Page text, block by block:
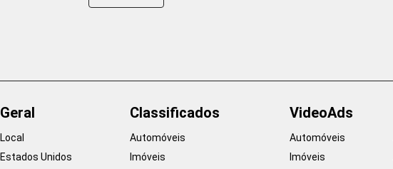
Geral
Local
Estados Unidos
Classificados
Automóveis
Imóveis
VideoAds
Automóveis
Imóveis